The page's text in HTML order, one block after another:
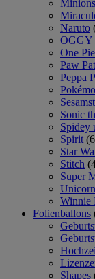
Minions
Naruto
OGGY
One
Paw
Peppa
Sonic
Spidey
Spirit
Star
Stitch
Super
Winnie
Folienballons
Shapes